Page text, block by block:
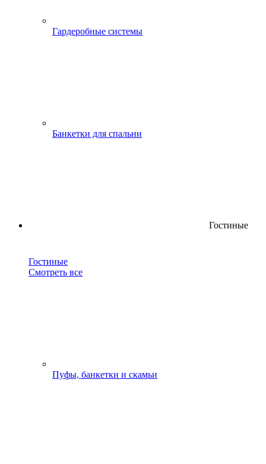
Гардеробные системы
Банкетки для спальни
Гостиные
Гостиные
Смотреть все
Пуфы, банкетки и скамьи